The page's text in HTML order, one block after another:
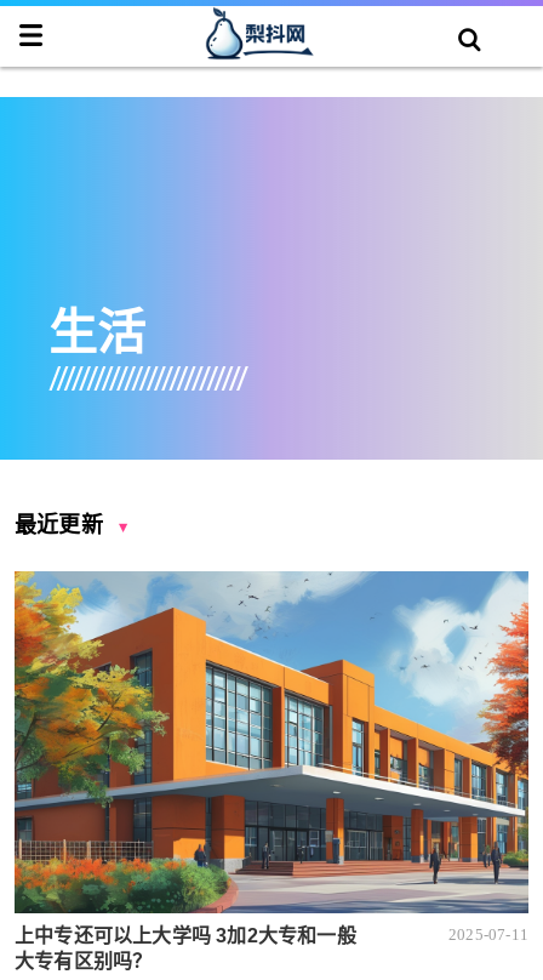
生活
最近更新
上中专还可以上大学吗 3加2大专和一般
大专有区别吗？
2025-07-11